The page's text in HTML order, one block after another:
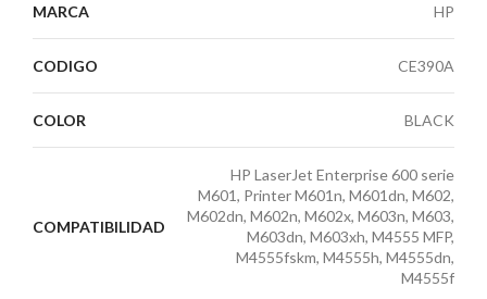
MARCA HP
CODIGO CE390A
COLOR BLACK
COMPATIBILIDAD
HP LaserJet Enterprise 600 serie
M601, Printer M601n, M601dn, M602,
M602dn, M602n, M602x, M603n, M603,
M603dn, M603xh, M4555 MFP,
M4555fskm, M4555h, M4555dn,
M4555f